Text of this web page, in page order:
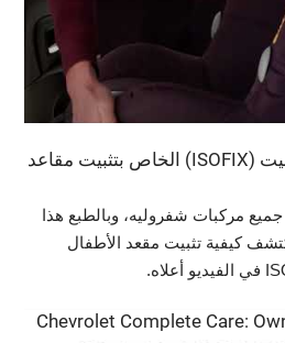
كيفية استخدام نظام التثبيت (ISOFIX) الخاص بتثبيت مقاعد
مركبات شفروليه، وبالطبع هذا
كيفية تثبيت مقعد الأطفال